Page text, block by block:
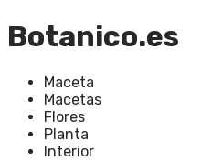
Botanico.es
Maceta
Macetas
Flores
Planta
Interior